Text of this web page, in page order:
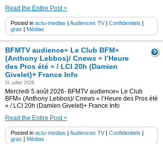
Read the Entire Post >
Posted in actu-medias | Audiences TV| Confidentiels |
gras | Médias
BFMTV audience« Le Club BFM»
(Anthony Lebbos)/ Cnews « l’Heure
des Pros été » / LCI 20h (Damien
Givelet)+ France Info
31 juillet 2026
Mercredi 5 août 2026- BFMTV audience« Le Club
BFM» (Anthony Lebbos)/ Cnews « l’Heure des Pros été
» / LCI 20h (Damien Givelet)+ France Info
Read the Entire Post >
Posted in actu-medias | Audiences TV| Confidentiels |
gras | Médias